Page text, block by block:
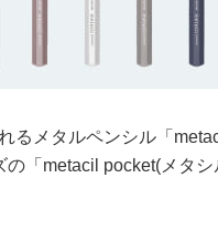
るメタルペンシル「
「metacil pocket(メタシ